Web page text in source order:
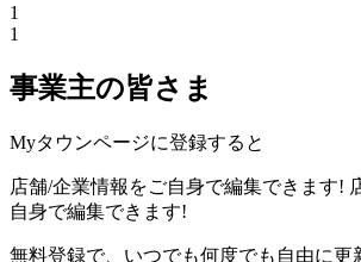
1
1
事業主の皆さま
Myタウンページに登録すると
店舗/企業情報をご自身で編集できます!
自身で編集できます!
無料登録で、いつでも何度でも自由に更